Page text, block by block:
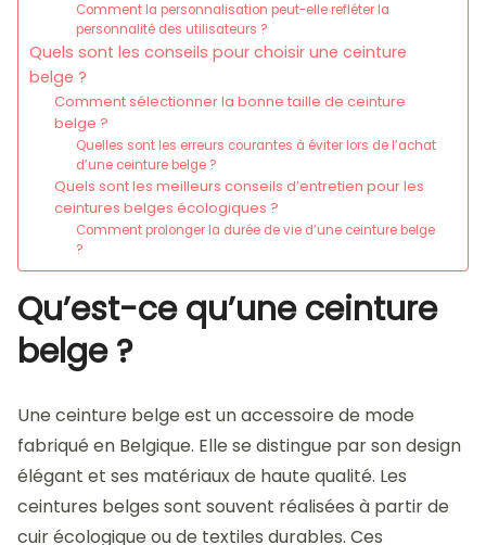
Comment la personnalisation peut-elle refléter la
personnalité des utilisateurs ?
Quels sont les conseils pour choisir une ceinture
belge ?
Comment sélectionner la bonne taille de ceinture
belge ?
Quelles sont les erreurs courantes à éviter lors de l’achat
d’une ceinture belge ?
Quels sont les meilleurs conseils d’entretien pour les
ceintures belges écologiques ?
Comment prolonger la durée de vie d’une ceinture belge
?
Qu’est-ce qu’une ceinture
belge ?
Une ceinture belge est un accessoire de mode
fabriqué en Belgique. Elle se distingue par son design
élégant et ses matériaux de haute qualité. Les
ceintures belges sont souvent réalisées à partir de
cuir écologique ou de textiles durables. Ces